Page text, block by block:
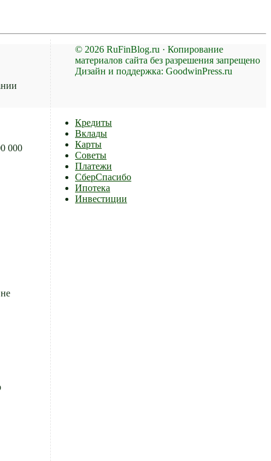
000
© 2026 RuFinBlog.ru · Копирование
материалов сайта без разрешения запрещено
Дизайн и поддержка: GoodwinPress.ru
Кредиты
Вклады
Карты
Советы
Платежи
СберСпасибо
Ипотека
Инвестиции